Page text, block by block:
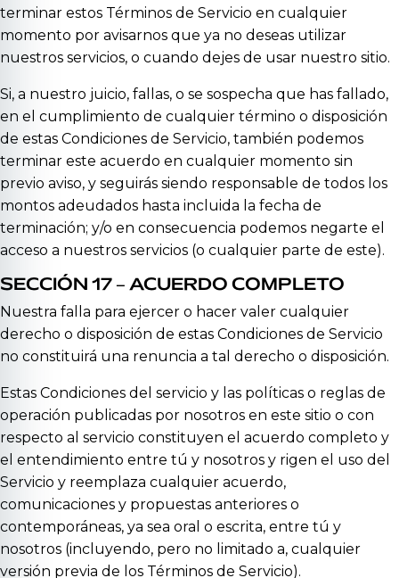
terminar estos Términos de Servicio en cualquier
momento por avisarnos que ya no deseas utilizar
nuestros servicios, o cuando dejes de usar nuestro sitio.
Si, a nuestro juicio, fallas, o se sospecha que has fallado,
en el cumplimiento de cualquier término o disposición
de estas Condiciones de Servicio, también podemos
terminar este acuerdo en cualquier momento sin
previo aviso, y seguirás siendo responsable de todos los
montos adeudados hasta incluida la fecha de
terminación; y/o en consecuencia podemos negarte el
acceso a nuestros servicios (o cualquier parte de este).
SECCIÓN 17 – ACUERDO COMPLETO
Nuestra falla para ejercer o hacer valer cualquier
derecho o disposición de estas Condiciones de Servicio
no constituirá una renuncia a tal derecho o disposición.
Estas Condiciones del servicio y las políticas o reglas de
operación publicadas por nosotros en este sitio o con
respecto al servicio constituyen el acuerdo completo y
el entendimiento entre tú y nosotros y rigen el uso del
Servicio y reemplaza cualquier acuerdo,
comunicaciones y propuestas anteriores o
contemporáneas, ya sea oral o escrita, entre tú y
nosotros (incluyendo, pero no limitado a, cualquier
versión previa de los Términos de Servicio).